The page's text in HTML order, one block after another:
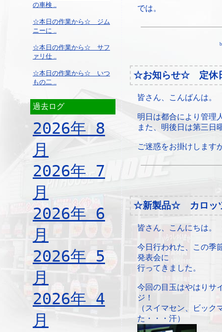
の車検 ..
☆本日の作業から☆ ジム
ニーに ..
☆本日の作業から☆ サフ
ァリ仕 ..
☆本日の作業から☆ いつ
もの二 ..
過去ログ
2026年 8
月
2026年 7
月
2026年 6
月
2026年 5
月
2026年 4
月
では。
☆お知らせ☆ 定休
皆さん、こんばんは。
明日は都合により管理
また、明後日は第三日
ご迷惑をお掛けします
☆新製品☆ カロッ
皆さん、こんにちは。
今日行われた、この季
発表会に
行ってきました。
今回の目玉はやはりサ
ジ！
（スイマセン、ビック
た・・・汗）